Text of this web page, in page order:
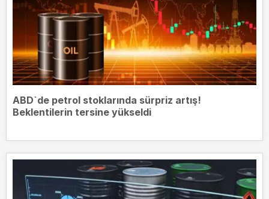
ABD`de petrol stoklarında sürpriz artış!
Beklentilerin tersine yükseldi